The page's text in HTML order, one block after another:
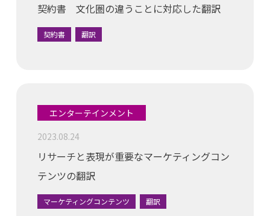
契約書 文化圏の違うことに対応した翻訳
契約書 翻訳
エンターテインメント
2023.08.24
リサーチと表現が重要なマーケティングコン
テンツの翻訳
マーケティングコンテンツ 翻訳